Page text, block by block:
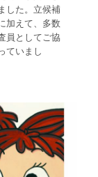
した。立候補
加えて、多数
員としてご協
ていまし